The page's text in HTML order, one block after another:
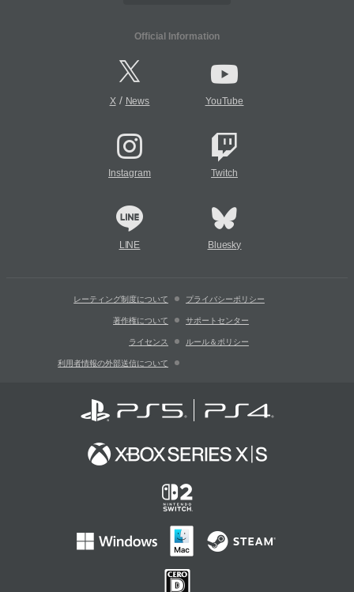
Official Information
X/ News YouTube
Instagram Twitch
LINE Bluesky
レーティング制度について プライバシーポリシー
著作権について サポートセンター
ライセンス ルール＆ポリシー
利用者情報の外部送信について